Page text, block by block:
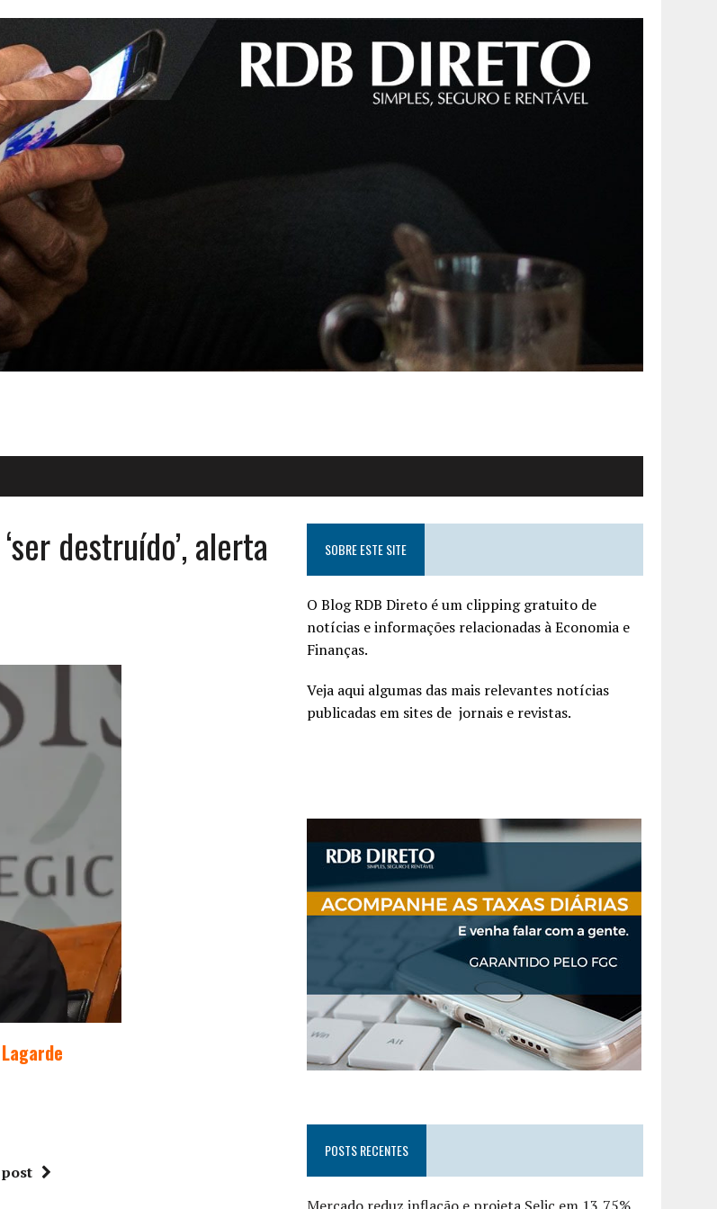
destruído’, alerta
SOBRE ESTE SITE
O Blog RDB Direto é um clipping gratuito de
notícias e informações relacionadas à Economia e
Finanças.
Veja aqui algumas das mais relevantes notícias
publicadas em sites de jornais e revistas.
POSTS RECENTES